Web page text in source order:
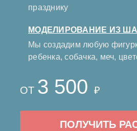
празднику
МОДЕЛИРОВАНИЕ ИЗ
Мы создадим любую
ребенка, собачка, меч,
ОТ 3 500 ₽
ПОЛУЧИТЬ